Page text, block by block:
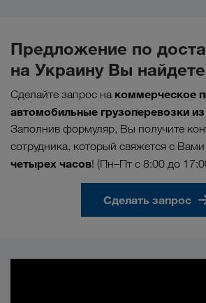
Предложение по
на Украину Вы
Сделайте запрос на коммерческое
автомобильные грузоперевозки
Заполнив формуляр, Вы получите
сотрудника, который свяжется с Вами
четырех часов! (Пн–Пт с 8:00 до
Сделать запрос